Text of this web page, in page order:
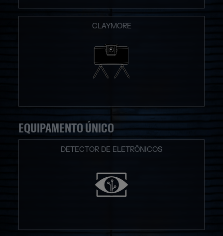
CLAYMORE
EQUIPAMENTO ÚNICO
DETECTOR DE ELETRÔNICOS